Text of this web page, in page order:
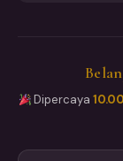
Dipercaya